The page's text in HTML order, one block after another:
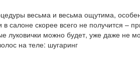
весьма и весьма ощутима,
салоне скорее всего не получится –
луковички можно будет, уже даже не
на теле: шугаринг